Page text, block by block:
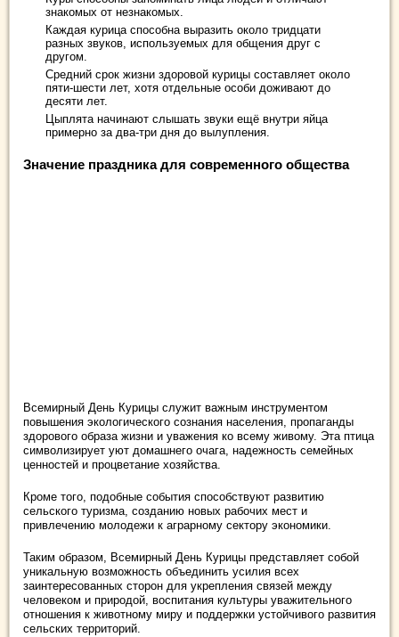
знакомых от незнакомых.
Каждая курица способна выразить около тридцати
разных звуков, используемых для общения друг с
другом.
Средний срок жизни здоровой курицы составляет около
пяти-шести лет, хотя отдельные особи доживают до
десяти лет.
Цыплята начинают слышать звуки ещё внутри яйца
примерно за два-три дня до вылупления.
Значение праздника для современного общества
Всемирный День Курицы служит важным инструментом
повышения экологического сознания населения, пропаганды
здорового образа жизни и уважения ко всему живому. Эта птица
символизирует уют домашнего очага, надежность семейных
ценностей и процветание хозяйства.
Кроме того, подобные события способствуют развитию
сельского туризма, созданию новых рабочих мест и
привлечению молодежи к аграрному сектору экономики.
Таким образом, Всемирный День Курицы представляет собой
уникальную возможность объединить усилия всех
заинтересованных сторон для укрепления связей между
человеком и природой, воспитания культуры уважительного
отношения к животному миру и поддержки устойчивого развития
сельских территорий.